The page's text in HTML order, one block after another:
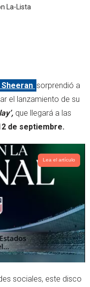
La-Lista
Sheeran sorprendió a
el lanzamiento de su
que llegará a las
de septiembre.
Lea el artículo
sociales, este disco